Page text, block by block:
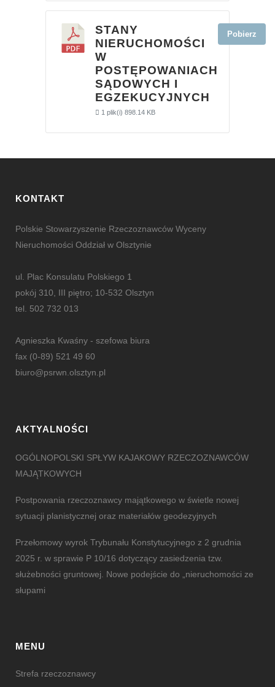
STANY
NIERUCHOMOŚCI
W
POSTĘPOWANIACH
SĄDOWYCH I
EGZEKUCYJNYCH
1 plik(i) 898.14 KB
Pobierz
KONTAKT
Polskie Stowarzyszenie Rzeczoznawców Wyceny
Nieruchomości Oddział w Olsztynie
ul. Plac Konsulatu Polskiego 1
pokój 310, III piętro; 10-532 Olsztyn
tel. 502 732 013
Agnieszka Kwaśny - szefowa biura
fax (0-89) 521 49 60
biuro@psrwn.olsztyn.pl
AKTYALNOŚCI
OGÓLNOPOLSKI SPŁYW KAJAKOWY RZECZOZNAWCÓW
MAJĄTKOWYCH
Postpowania rzeczoznawcy majątkowego w świetle nowej
sytuacji planistycznej oraz materiałów geodezyjnych
Przełomowy wyrok Trybunału Konstytucyjnego z 2 grudnia
2025 r. w sprawie P 10/16 dotyczący zasiedzenia tzw.
służebności gruntowej. Nowe podejście do „nieruchomości ze
słupami
MENU
Strefa rzeczoznawcy